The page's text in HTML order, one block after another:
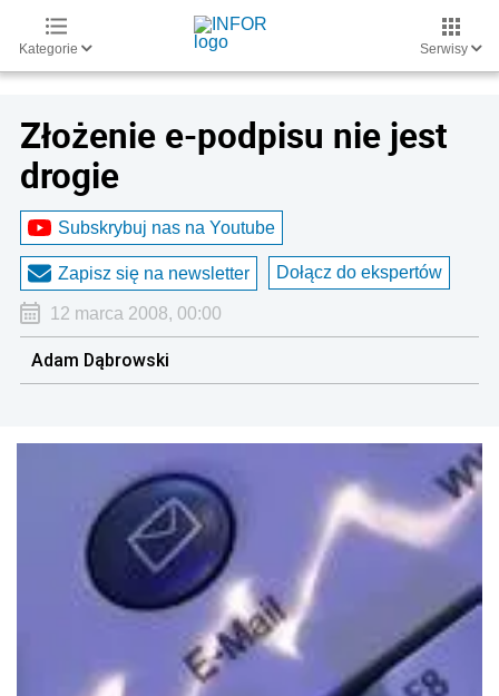
Kategorie Serwisy
Złożenie e-podpisu nie jest
drogie
Subskrybuj nas na Youtube
Zapisz się na newsletter Dołącz do ekspertów
12 marca 2008, 00:00
Adam Dąbrowski